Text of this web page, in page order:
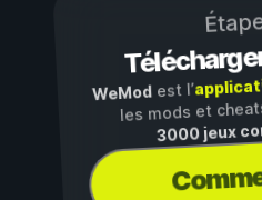
WeModest l’
les mods et
3000 jeux